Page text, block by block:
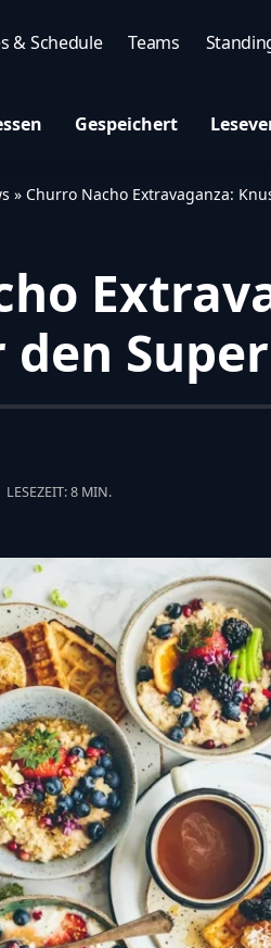
& Schedule Teams
Gespeichert
» Churro Nacho Extravaganza:
LESEZEIT: 8 MIN.